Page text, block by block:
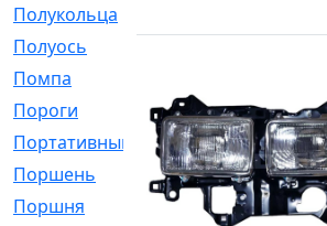
Полукольца
Полуось
Помпа
Пороги
[1]
Портативный
[1]
Поршень
[5]
Поршня
[833]